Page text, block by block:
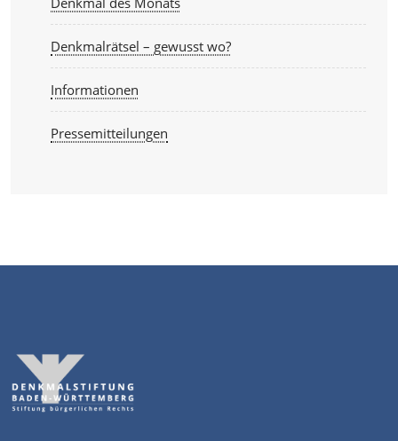
Denkmalrätsel – gewusst wo?
Informationen
Pressemitteilungen